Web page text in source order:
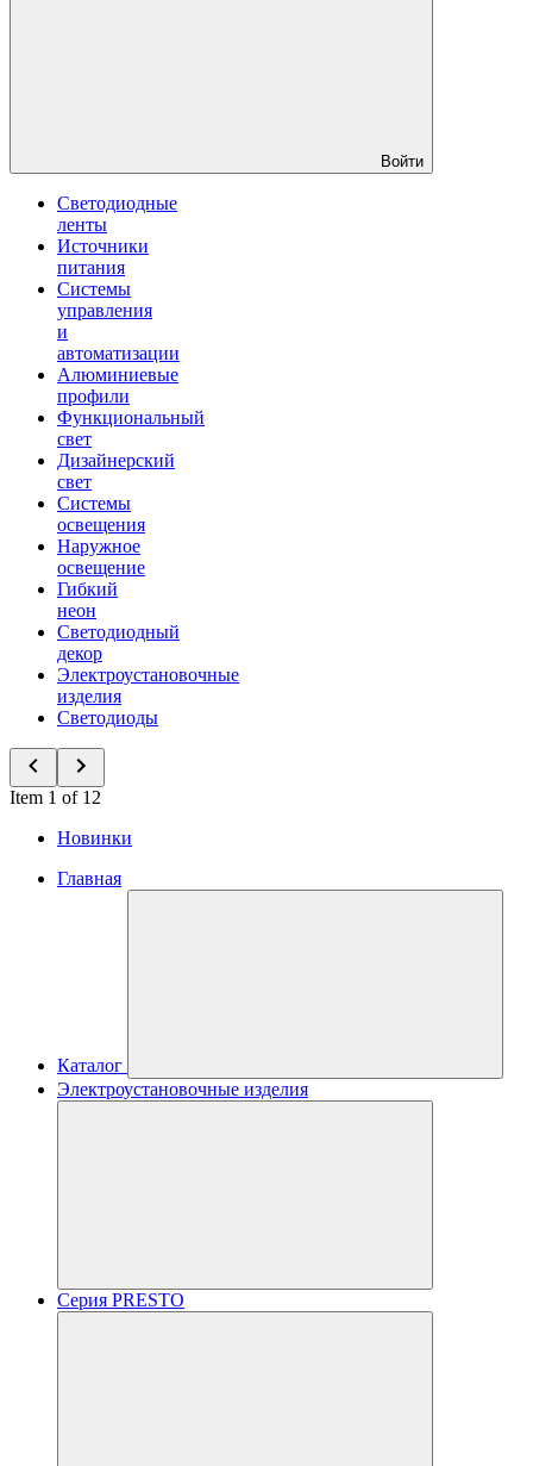
Войти
Светодиодные
ленты
Источники
питания
Системы
управления
и
автоматизации
Алюминиевые
профили
Функциональный
свет
Дизайнерский
свет
Системы
освещения
Наружное
освещение
Гибкий
неон
Светодиодный
декор
Электроустановочные
изделия
Светодиоды
Item 1 of 12
Новинки
Главная
Каталог
Электроустановочные изделия
Серия PRESTO